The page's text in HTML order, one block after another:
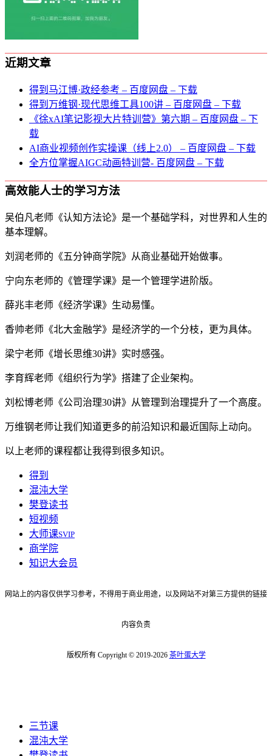
近期文章
得到马江博·政经参考 – 百度网盘 – 下载
得到万维钢·现代思维⼯具100讲 – 百度网盘 – 下载
《徐xAI笔记影视大片特训营》第六期 – 百度网盘 – 下
载
AI商业视频创作实操课（线上2.0） – 百度网盘 – 下载
全方位掌握AIGC动画特训营- 百度网盘 – 下载
高效能人士的学习方法
吴伯凡老师《认知方法论》是一个基础学科，对世界和人生的
基本理解。
刘润老师的《五分钟商学院》从商业基础开始做事。
宁向东老师的《管理学课》是一个管理学进阶版。
薛兆丰老师《经济学课》生动易懂。
香帅老师《北大金融学》是经济学的一个分枝，更为具体。
梁宁老师《增长思维30讲》实时感强。
李育辉老师《组织行为学》搭建了企业架构。
刘松博老师《公司治理30讲》从管理到治理提升了一个高度。
万维钢老师让我们知道更多的前沿知识和最近国际上动向。
以上老师的课程都让我得到很多知识。
得到
混沌大学
樊登读书
短视频
大师课SVIP
商学院
知识大会员
网站上的内容仅供学习参考，不得用于商业用途，以及网站不对第三方提供的链接
内容负责
版权所有 Copyright © 2019-2026 茶叶蛋大学
三节课
混沌大学